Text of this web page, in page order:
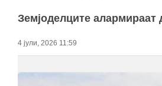
Земјоделците алармираат
4 јули, 2026 11:59